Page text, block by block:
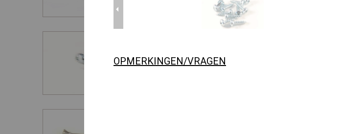
SPAANPLAATSCHROEVEN
OPMERKINGEN/VRAGEN